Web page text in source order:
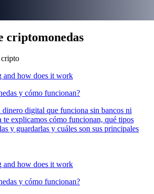
criptomonedas
y cómo funcionan?
dinero digital que funciona sin bancos ni
te explicamos cómo funcionan, qué tipos
y guardarlas y cuáles son sus principales
y cómo funcionan?